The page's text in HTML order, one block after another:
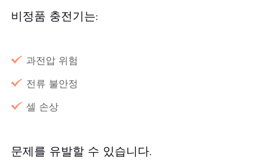
비정품 충전기는:
과전압 위험
전류 불안정
셀 손상
문제를 유발할 수 있습니다.